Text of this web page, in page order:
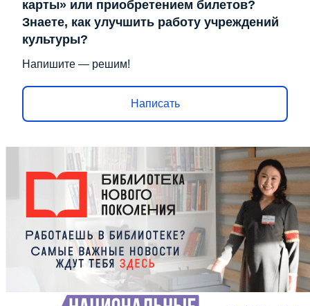
карты» или приобретением билетов?
Знаете, как улучшить работу учреждений
культуры?
Напишите — решим!
Написать